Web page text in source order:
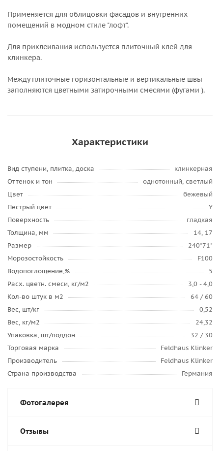
Применяется для облицовки фасадов и внутренних
помещений в модном стиле "лофт".
Для приклеивания используется плиточный клей для
клинкера.
Между плиточные горизонтальные и вертикальные швы
заполняются цветными затирочными смесями (фугами ).
Характеристики
Вид ступени, плитка, доска
клинкерная
Оттенок и тон
однотонный, светлый
Цвет
бежевый
Пестрый цвет
Y
Поверхность
гладкая
Толщина, мм
14, 17
Размер
240*71*
Морозостойкость
F100
Водопоглощение,%
5
Расх. цветн. смеси, кг/м2
3,0 - 4,0
Кол-во штук в м2
64 / 60
Вес, шт/кг
0,52
Вес, кг/м2
24,32
Упаковка, шт/поддон
32 / 30
Торговая марка
Feldhaus Klinker
Производитель
Feldhaus Klinker
Страна производства
Германия
Фотогалерея
Отзывы